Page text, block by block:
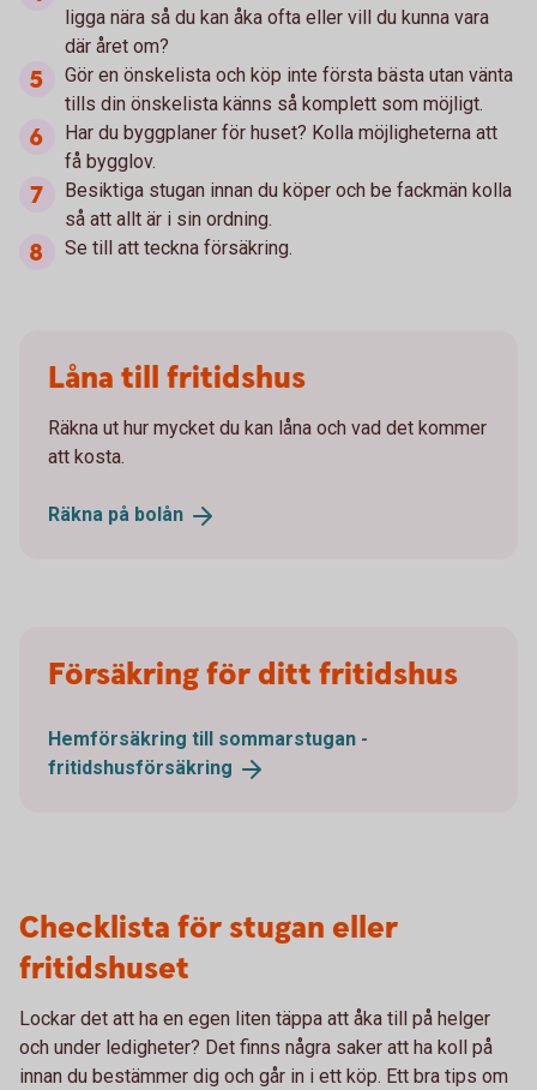
ligga nära så du kan åka ofta eller vill du kunna vara
där året om?
Gör en önskelista och köp inte första bästa utan vänta
tills din önskelista känns så komplett som möjligt.
Har du byggplaner för huset? Kolla möjligheterna att
få bygglov.
Besiktiga stugan innan du köper och be fackmän kolla
så att allt är i sin ordning.
Se till att teckna försäkring.
Låna till fritidshus
Räkna ut hur mycket du kan låna och vad det kommer
att kosta.
Räkna på bolån
Försäkring för ditt fritidshus
Hemförsäkring till sommarstugan -
fritidshusförsäkring
Checklista för stugan eller
fritidshuset
Lockar det att ha en egen liten täppa att åka till på helger
och under ledigheter? Det finns några saker att ha koll på
innan du bestämmer dig och går in i ett köp. Ett bra tips om